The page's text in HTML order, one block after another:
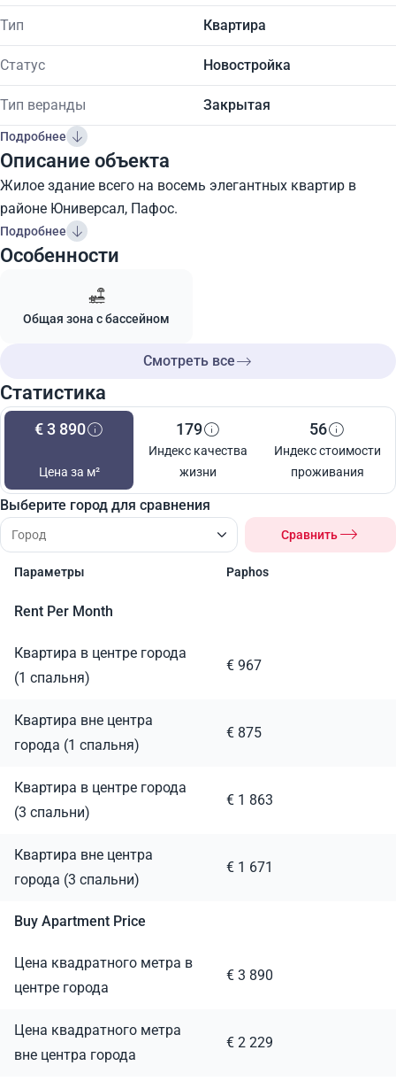
Тип Квартира
Статус Новостройка
Тип веранды Закрытая
Подробнее
Описание объекта
Жилое здание всего на восемь элегантных квартир в
районе Юниверсал, Пафос.
Подробнее
Особенности
Общая зона с бассейном
Смотреть все
Статистика
€ 3 890
Цена за м²
179
Индекс качества
жизни
56
Индекс стоимости
проживания
Выберите город для сравнения
Сравнить
Параметры Paphos
Rent Per Month
Квартира в центре города
(1 спальня)
€ 967
Квартира вне центра
города (1 спальня)
€ 875
Квартира в центре города
(3 спальни)
€ 1 863
Квартира вне центра
города (3 спальни)
€ 1 671
Buy Apartment Price
Цена квадратного метра в
центре города
€ 3 890
Цена квадратного метра
вне центра города
€ 2 229